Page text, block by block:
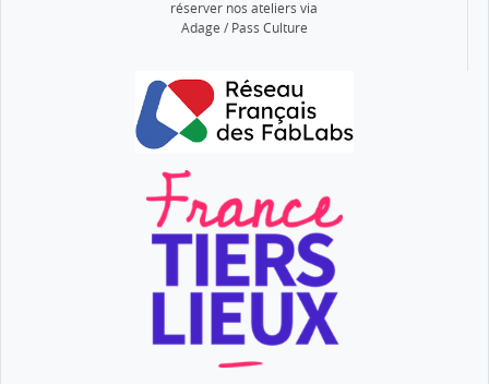
réserver nos ateliers via
Adage / Pass Culture